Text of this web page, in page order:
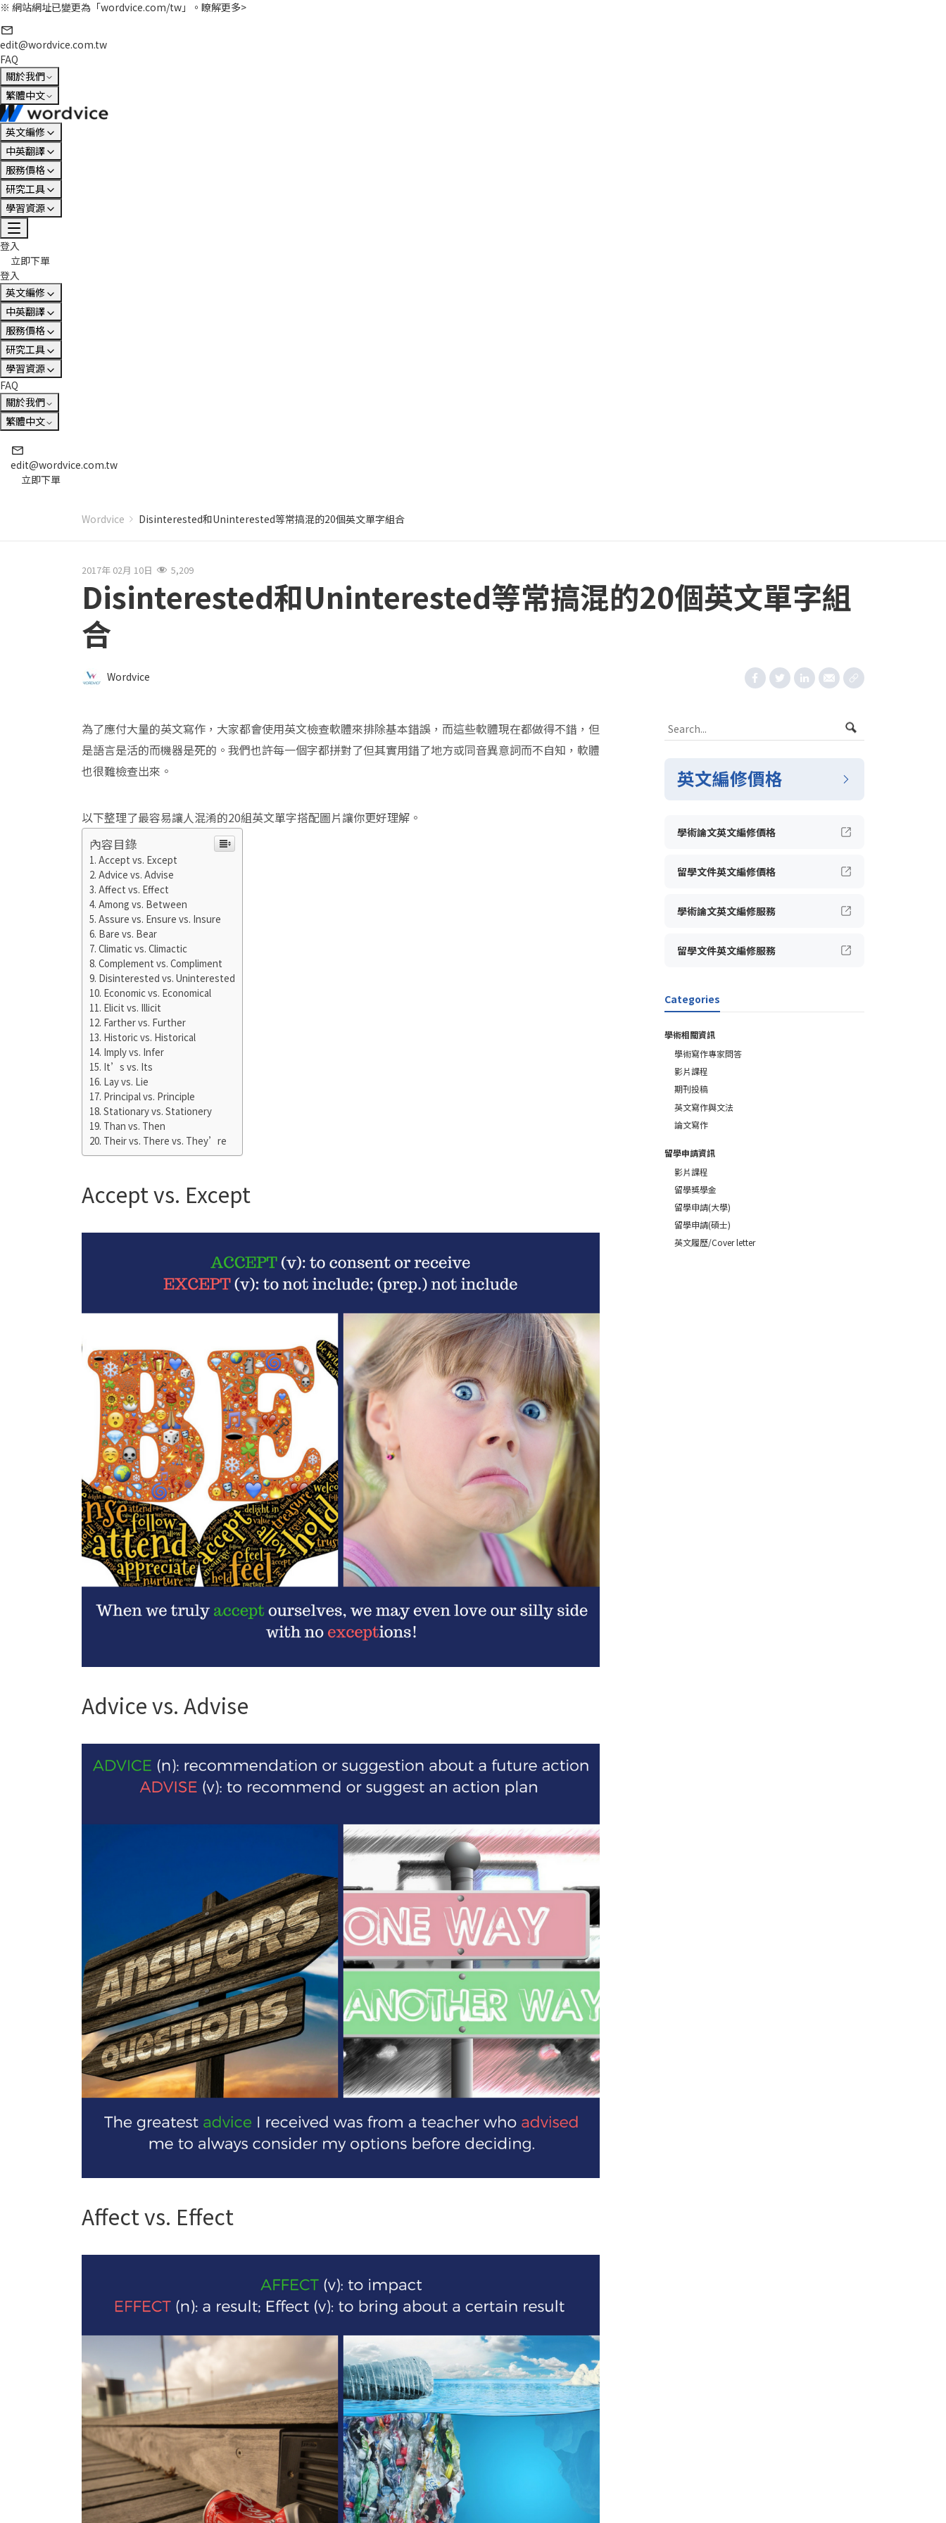
※ 網站網址已變更為「wordvice.com/tw」。 瞭解更多>
edit@wordvice.com.tw
FAQ
關於我們
繁體中文
英文編修
中英翻譯
服務價格
研究工具
學習資源
登入
立即下單
登入
英文編修
中英翻譯
服務價格
研究工具
學習資源
FAQ
關於我們
繁體中文
edit@wordvice.com.tw
立即下單
Wordvice Disinterested和Uninterested等常搞混的20個英文單字組合
2017年 02月 10日 5,209
Disinterested和Uninterested等常搞混的20個英文單字組
合
Wordvice
為了應付大量的英文寫作，大家都會使用英文檢查軟體來排除基本錯誤，而這些軟體現在都做得不錯，但
是語言是活的而機器是死的。我們也許每一個字都拼對了但其實用錯了地方或同音異意詞而不自知，軟體
也很難檢查出來。
以下整理了最容易讓人混淆的20組英文單字搭配圖片讓你更好理解。
內容目錄
Accept vs. Except
Advice vs. Advise
Affect vs. Effect
Among vs. Between
Assure vs. Ensure vs. Insure
Bare vs. Bear
Climatic vs. Climactic
Complement vs. Compliment
Disinterested vs. Uninterested
Economic vs. Economical
Elicit vs. Illicit
Farther vs. Further
Historic vs. Historical
Imply vs. Infer
It’s vs. Its
Lay vs. Lie
Principal vs. Principle
Stationary vs. Stationery
Than vs. Then
Their vs. There vs. They’re
Accept vs. Except
Advice vs. Advise
Affect vs. Effect
英文編修價格
學術論文英文編修價格
留學文件英文編修價格
學術論文英文編修服務
留學文件英文編修服務
Categories
學術相關資訊
學術寫作專家問答
影片課程
期刊投稿
英文寫作與文法
論文寫作
留學申請資訊
影片課程
留學獎學金
留學申請(大學)
留學申請(碩士)
英文履歷/Cover letter